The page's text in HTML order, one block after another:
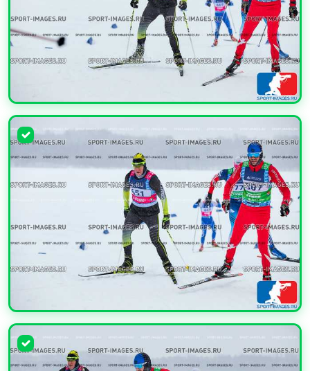
УВЕЛИЧИТЬ
УВЕЛИЧИТЬ